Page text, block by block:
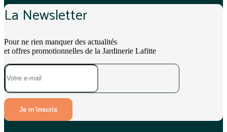
La Newsletter
Pour ne rien manquer des actualités
et offres promotionnelles de la Jardinerie Lafitte
Je m'inscris